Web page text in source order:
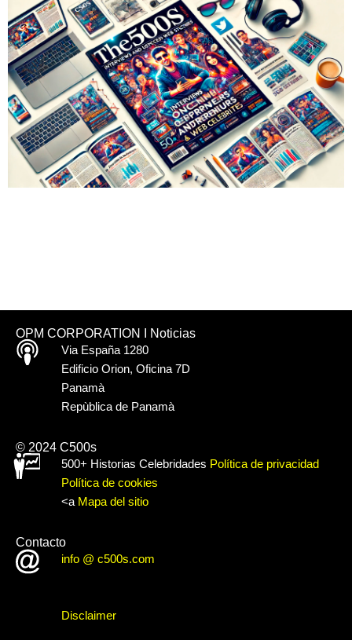
OPM CORPORATION I Noticias
Via España 1280
Edificio Orion, Oficina 7D
Panamà
Repùblica de Panamà
© 2024 C500s
500+ Historias Celebridades Política de privacidad
Política de cookies
<a Mapa del sitio
Contacto
info @ c500s.com
Disclaimer